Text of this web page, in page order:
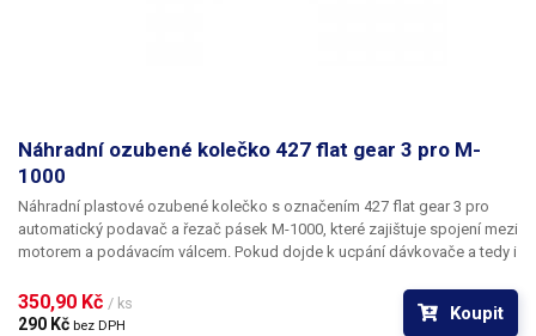
Náhradní ozubené kolečko 427 flat gear 3 pro M-
1000
​Náhradní plastové ozubené kolečko s označením 427 flat gear 3 pro
automatický podavač a řezač pásek M-1000, které zajištuje spojení mezi
motorem a podávacím válcem. Pokud dojde k ucpání dávkovače a tedy i
jeho zlomení. Díky tomuto náhradnímu ozubenému kolečku si můžete
sami svépomocí podavač pásek
sami opravit. Průměr: 29.7mm
350,90 Kč / ks
290 Kč bez DPH
Koupit